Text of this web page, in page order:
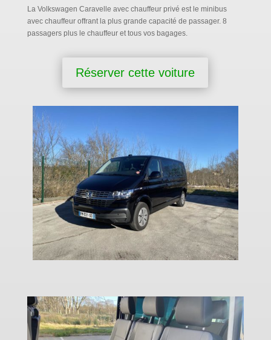
La Volkswagen Caravelle avec chauffeur privé est le minibus
avec chauffeur offrant la plus grande capacité de passager. 8
passagers plus le chauffeur et tous vos bagages.
Réserver cette voiture